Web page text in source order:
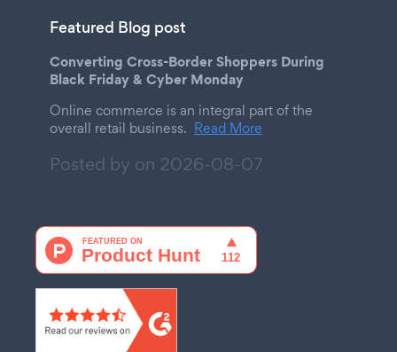
Featured Blog post
Converting Cross-Border Shoppers During
Black Friday & Cyber Monday
Online commerce is an integral part of the
overall retail business. Read More
Posted by on 2026-08-07